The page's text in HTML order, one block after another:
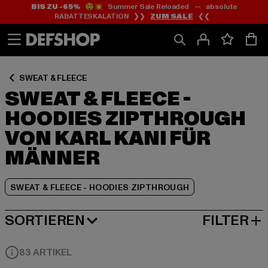
Zum
Inhalt
springen
Zum
Fußzeile
springen
BIS ZU -65%😲💥 Summer Sale Reloaded — absolute
RABATTESKALATION ❯❯ ZUM SALE ❮❮
SWEAT & FLEECE
SWEAT & FLEECE -
HOODIES ZIPTHROUGH
VON KARL KANI FÜR
MÄNNER
SWEAT & FLEECE - HOODIES ZIPTHROUGH
Zum
Produktraster
springen
SORTIEREN
BELIEBTESTE FILTER
83 ARTIKEL